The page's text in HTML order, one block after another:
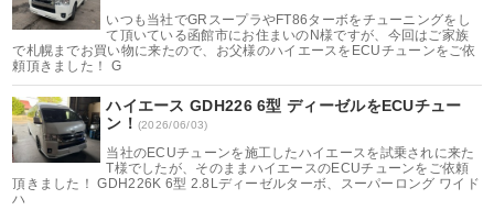
いつも当社でGRスープラやFT86ターボをチューニングをし
て頂いている函館市にお住まいのN様ですが、今回はご家族
で札幌までお買い物に来たので、お父様のハイエースをECUチューンをご依
頼頂きました！ G
ハイエース GDH226 6型 ディーゼルをECUチュー
ン！ (2026/06/03)
当社のECUチューンを施工したハイエースを試乗されに来た
T様でしたが、そのままハイエースのECUチューンをご依頼
頂きました！ GDH226K 6型 2.8Lディーゼルターボ、スーパーロング ワイド
ハ